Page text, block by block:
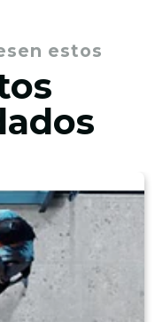
estos